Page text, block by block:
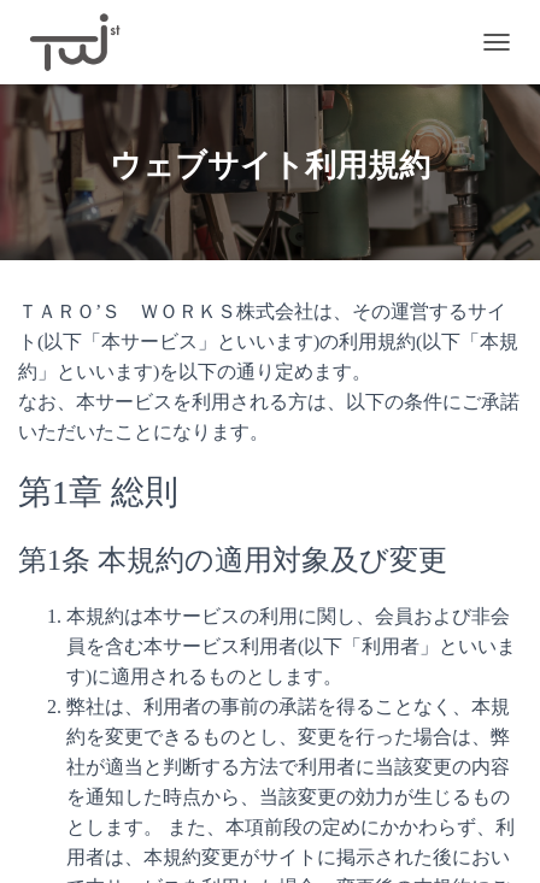
ビ
ー
を
切
え
ウェブサイト利用規約
ＴＡＲＯ’Ｓ ＷＯＲＫＳ株式会社は、その運営するサイ
ト(以下「本サービス」といいます)の利用規約(以下「本規
約」といいます)を以下の通り定めます。
なお、本サービスを利用される方は、以下の条件にご承諾
いただいたことになります。
第1章 総則
第1条 本規約の適用対象及び変更
本規約は本サービスの利用に関し、会員および非会
員を含む本サービス利用者(以下「利用者」といいま
す)に適用されるものとします。
弊社は、利用者の事前の承諾を得ることなく、本規
約を変更できるものとし、変更を行った場合は、弊
社が適当と判断する方法で利用者に当該変更の内容
を通知した時点から、当該変更の効力が生じるもの
とします。 また、本項前段の定めにかかわらず、利
用者は、本規約変更がサイトに掲示された後におい